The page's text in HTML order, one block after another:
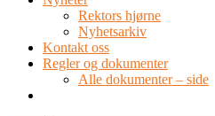
Rektors hjørne
Nyhetsarkiv
Kontakt oss
Regler og dokumenter
Alle dokumenter – side